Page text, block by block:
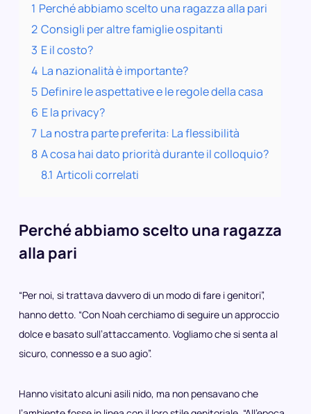
1 Perché abbiamo scelto una ragazza alla pari
2 Consigli per altre famiglie ospitanti
3 E il costo?
4 La nazionalità è importante?
5 Definire le aspettative e le regole della casa
6 E la privacy?
7 La nostra parte preferita: La flessibilità
8 A cosa hai dato priorità durante il colloquio?
8.1 Articoli correlati
Perché abbiamo scelto una ragazza
alla pari
“Per noi, si trattava davvero di un modo di fare i genitori”,
hanno detto. “Con Noah cerchiamo di seguire un approccio
dolce e basato sull’attaccamento. Vogliamo che si senta al
sicuro, connesso e a suo agio”.
Hanno visitato alcuni asili nido, ma non pensavano che